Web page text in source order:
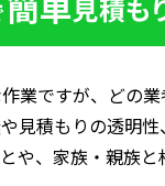
業ですが、どの
見積もりの透明
や、家族・親族